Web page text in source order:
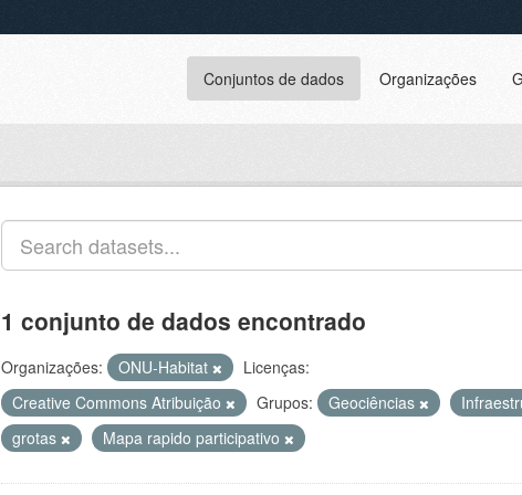
Conjuntos de dados Organizações
1 conjunto de dados encontrado
Organizações: ONU-Habitat
Licenças:
Creative Commons Atribuição
Grupos: Geociências
grotas
Mapa rapido participativo